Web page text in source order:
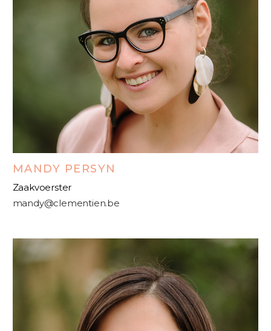
MANDY PERSYN
Zaakvoerster
mandy@clementien.be